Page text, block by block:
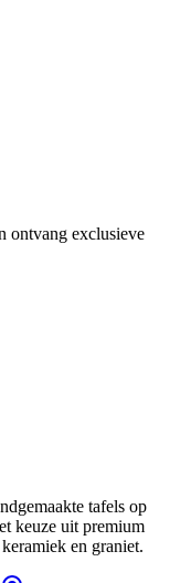
ontvang exclusieve
tafels op
keuze uit premium
en graniet.